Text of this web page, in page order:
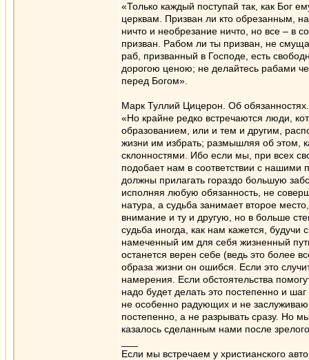
«Только каждый поступай так, как Бог
церквам. Призван ли кто обрезанным,
ничто и необрезание ничто, но все – в
призван. Рабом ли ты призван, не
раб, призванный в Господе, есть
дорогою ценою; не делайтесь рабами
перед Богом».
Марк Туллий Цицерон. Об
«Но крайне редко встречаются люди,
образованием, или и тем и другим,
жизни им избрать; размышляя об этом,
склонностями. Ибо если мы, при всех
подобает нам в соответствии с нашими
должны прилагать гораздо большую
исполняя любую обязанность, не
натура, а судьба занимает второе
внимание и ту и другую, но в больше
судьба иногда, как нам кажется, будучи
намеченный им для себя жизненный
останется верен себе (ведь это более
образа жизни он ошибся. Если это
намерения. Если обстоятельства
надо будет делать это постепенно и
не особенно радующих и не
постепенно, а не разрывать сразу. Но
казалось сделанным нами после
Если мы встречаем у христианского